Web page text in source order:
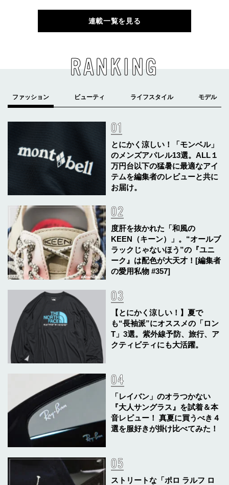
連載一覧を見る
RANKING
とにかく涼しい！「モンベル」
のメンズアパレル13選。ALL１
万円台以下の猛暑に最適なアイ
テムを編集者のレビューと共に
お届け。
度肝を抜かれた「和風の
KEEN（キーン）」。“オールブ
ラックじゃないほう”の『ユニ
ーク』は配色が大天才！[編集者
の愛用私物 #357]
【とにかく涼しい！】夏で
も“長袖派”にオススメの「ロン
T」3選。紫外線予防、旅行、ア
クティビティにも大活躍。
「レイバン」のオラつかない
『大人サングラス』を試着＆本
音レビュー！ 真夏に買うべき４
選を服好きが掛け比べてみた！
ストリートな「ポロ ラルフ ロ